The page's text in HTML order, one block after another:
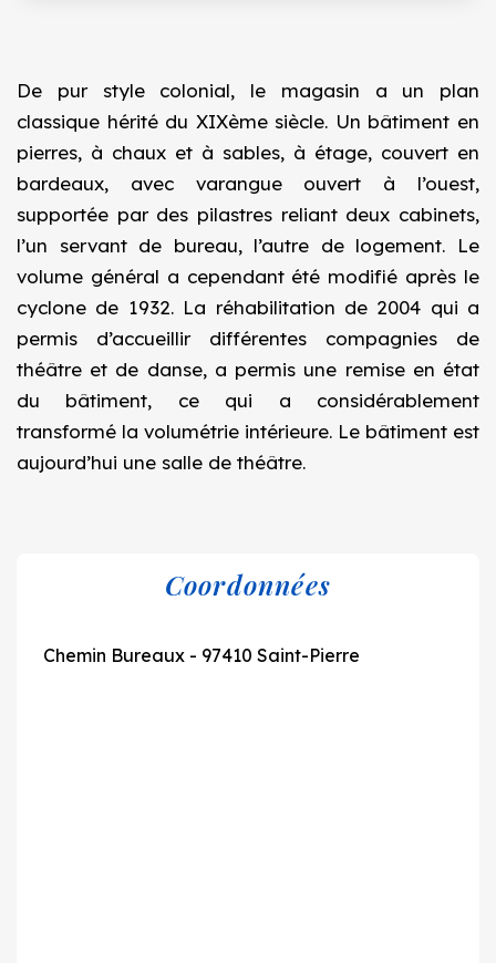
De pur style colonial, le magasin a un plan
classique hérité du XIXème siècle. Un bâtiment en
pierres, à chaux et à sables, à étage, couvert en
bardeaux, avec varangue ouvert à l’ouest,
supportée par des pilastres reliant deux cabinets,
l’un servant de bureau, l’autre de logement. Le
volume général a cependant été modifié après le
cyclone de 1932. La réhabilitation de 2004 qui a
permis d’accueillir différentes compagnies de
théâtre et de danse, a permis une remise en état
du bâtiment, ce qui a considérablement
transformé la volumétrie intérieure. Le bâtiment est
aujourd’hui une salle de théâtre.
Coordonnées
Chemin Bureaux - 97410 Saint-Pierre